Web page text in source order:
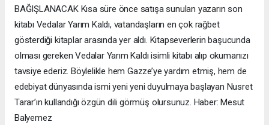
BAĞIŞLANACAK Kısa süre önce satışa sunulan yazarın son
kitabı Vedalar Yarım Kaldı, vatandaşların en çok rağbet
gösterdiği kitaplar arasında yer aldı. Kitapseverlerin başucunda
olması gereken Vedalar Yarım Kaldı isimli kitabı alıp okumanızı
tavsiye ederiz. Böylelikle hem Gazze’ye yardım etmiş, hem de
edebiyat dünyasında ismi yeni yeni duyulmaya başlayan Nusret
Tarar’ın kullandığı özgün dili görmüş olursunuz. Haber: Mesut
Balyemez